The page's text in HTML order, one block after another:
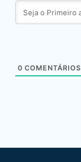
0 COMENTÁRIOS